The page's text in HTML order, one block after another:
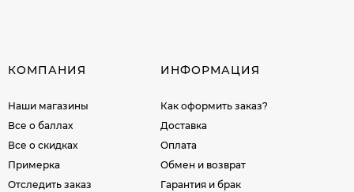
КОМПАНИЯ
Наши магазины
Все о баллах
Все о скидках
Примерка
Отследить заказ
ИНФОРМАЦИЯ
Как оформить заказ?
Доставка
Оплата
Обмен и возврат
Гарантия и брак